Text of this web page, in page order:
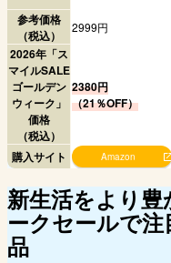
参考価格
（税込）
2999円
2026年「ス
マイルSALE
ゴールデン
ウィーク」
価格
（税込）
2380円
（21％OFF）
購入サイト Amazon
新生活をより
ークセールで
品